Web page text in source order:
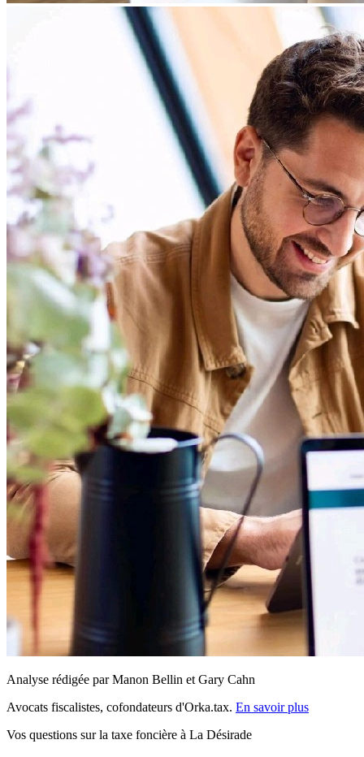
Analyse rédigée par Manon Bellin et Gary Cahn
Avocats fiscalistes, cofondateurs d'Orka.tax. En savoir plus
Vos questions sur la taxe foncière à La Désirade